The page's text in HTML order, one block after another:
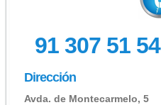
91 307 51 54
Dirección
Avda. de Montecarmelo, 5